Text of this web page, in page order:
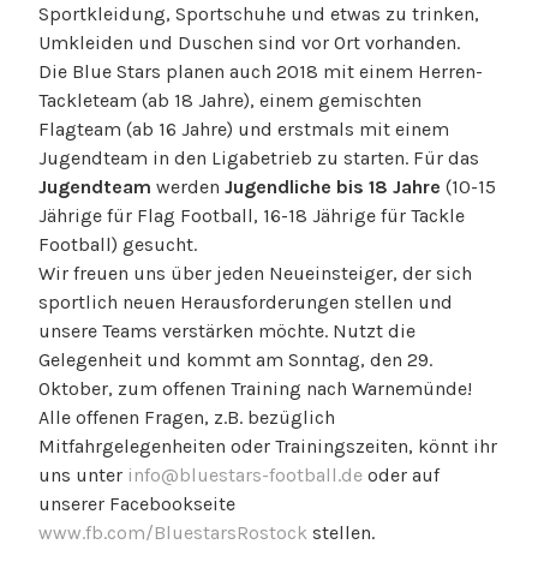
Sportkleidung, Sportschuhe und etwas zu trinken,
Umkleiden und Duschen sind vor Ort vorhanden.
Die Blue Stars planen auch 2018 mit einem Herren-
Tackleteam (ab 18 Jahre), einem gemischten
Flagteam (ab 16 Jahre) und erstmals mit einem
Jugendteam in den Ligabetrieb zu starten. Für das
Jugendteam werden Jugendliche bis 18 Jahre (10-15
Jährige für Flag Football, 16-18 Jährige für Tackle
Football) gesucht.
Wir freuen uns über jeden Neueinsteiger, der sich
sportlich neuen Herausforderungen stellen und
unsere Teams verstärken möchte. Nutzt die
Gelegenheit und kommt am Sonntag, den 29.
Oktober, zum offenen Training nach Warnemünde!
Alle offenen Fragen, z.B. bezüglich
Mitfahrgelegenheiten oder Trainingszeiten, könnt ihr
uns unter info@bluestars-football.de oder auf
unserer Facebookseite
www.fb.com/BluestarsRostock stellen.